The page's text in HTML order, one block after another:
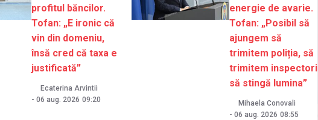
profitul băncilor.
Tofan: „E ironic că
vin din domeniu,
însă cred că taxa e
justificată”
Ecaterina Arvintii
- 06 aug. 2026 09:20
energie de avarie.
Tofan: „Posibil să
ajungem să
trimitem poliția, să
trimitem inspectori
să stingă lumina”
Mihaela Conovali
- 06 aug. 2026 08:55